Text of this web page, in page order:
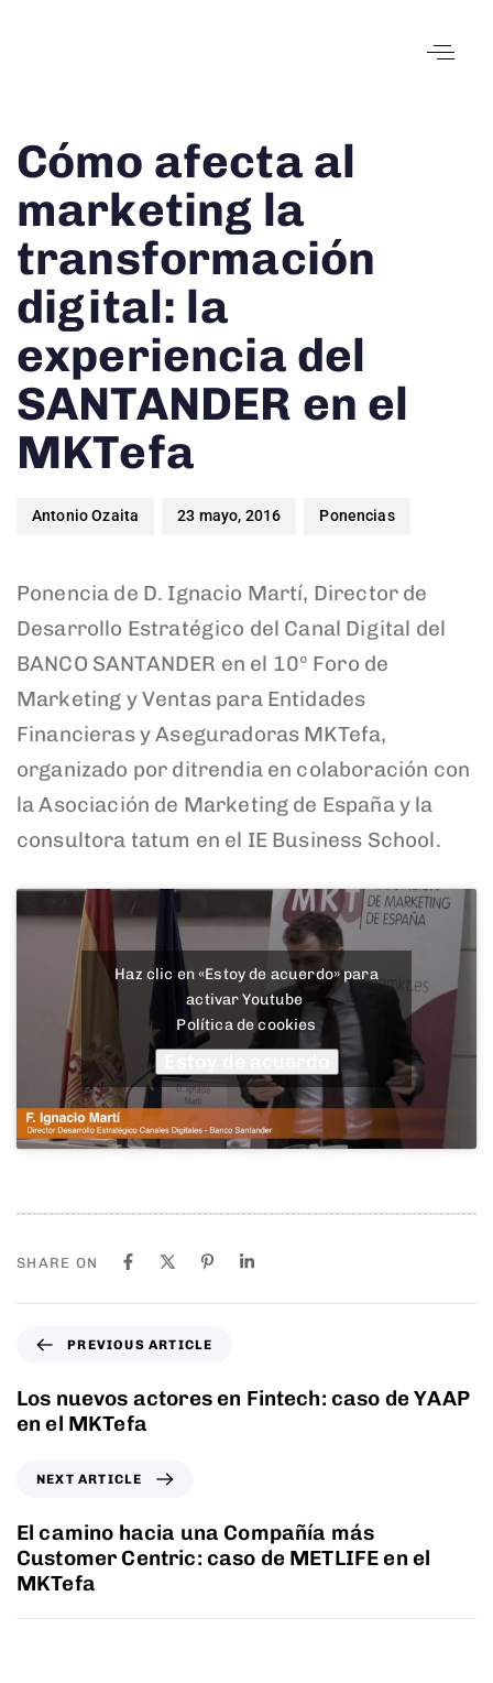
Cómo afecta al
marketing la
transformación
digital: la
experiencia del
SANTANDER en el
MKTefa
Antonio Ozaita
on:
23 mayo, 2016 Ponencias
Ponencia de D. Ignacio Martí, Director de
Desarrollo Estratégico del Canal Digital del
BANCO SANTANDER en el 10º Foro de
Marketing y Ventas para Entidades
Financieras y Aseguradoras MKTefa,
organizado por ditrendia en colaboración con
la Asociación de Marketing de España y la
consultora tatum en el IE Business School.
Haz clic en «Estoy de acuerdo» para
activar Youtube
Política de cookies
SHARE ON
PREVIOUS ARTICLE
Los nuevos actores en Fintech: caso de YAAP
en el MKTefa
NEXT ARTICLE
El camino hacia una Compañía más
Customer Centric: caso de METLIFE en el
MKTefa